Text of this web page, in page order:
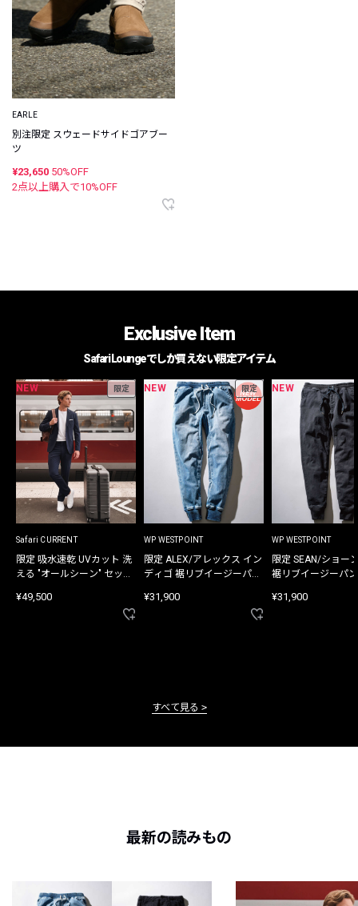
EARLE
別注限定 スウェードサイドゴアブー
ツ
¥23,650 50%OFF
2点以上購入で10%OFF
Exclusive Item
Safari Loungeでしか買えない限定アイテム
NEW 限定
Safari CURRENT
限定 吸水速乾 UVカット 洗
える "オールシーン" セット
¥49,500
NEW 限定
WP WESTPOINT
限定 ALEX/アレックス イン
ディゴ 裾リブイージーパン
¥31,900
NEW
WP WESTPOINT
限定 SEAN/ショー
裾リブイージーパ
¥31,900
すべて見る
最新の読みもの